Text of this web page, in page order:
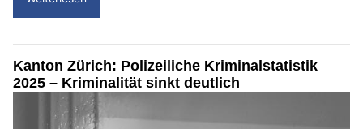
Kanton Zürich: Polizeiliche Kriminalstatistik
2025 – Kriminalität sinkt deutlich